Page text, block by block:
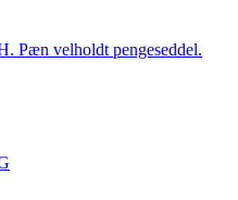
Pæn velholdt pengeseddel.